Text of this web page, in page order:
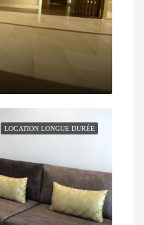
LOCATION LONGUE DURÉE